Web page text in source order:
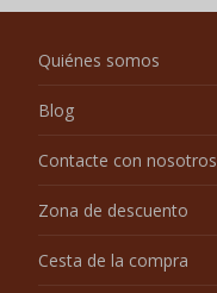
Quiénes somos
Blog
Contacte con nosotros
Zona de descuento
Cesta de la compra